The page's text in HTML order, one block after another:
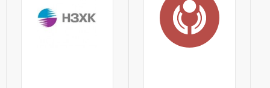
установка...